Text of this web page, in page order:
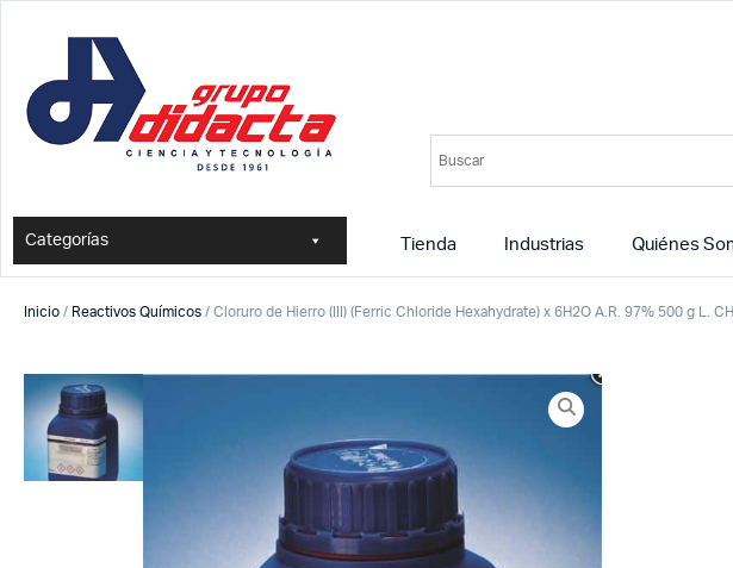
Categorías Tienda Industrias Quiénes
Inicio / Reactivos Químicos / Cloruro de Hierro (III) (Ferric Chloride Hexahydrate) x 6H2O A.R. 97% 500 g L.